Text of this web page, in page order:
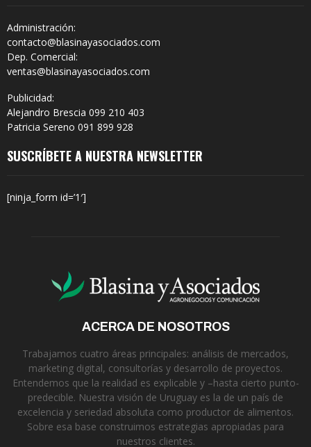
Administración:
contacto@blasinayasociados.com
Dep. Comercial:
ventas@blasinayasociados.com
Publicidad:
Alejandro Brescia 099 210 403
Patricia Sereno 091 899 928
SUSCRÍBETE A NUESTRA NEWSLETTER
[ninja_form id=’1′]
ACERCA DE NOSOTROS
Trabajamos cuatro áreas principales: análisis de mercados,
marketing digital, consultorías y desarrollo de proyectos.
Entendemos que la realidad es explicable y –hasta cierto punto-
predecible. Nuestra visión de Uruguay es la de un país de
excelencia y seriedad absoluta como productor de alimentos.
Sobre esa base construimos estrategias apropiadas para
nuestros clientes.